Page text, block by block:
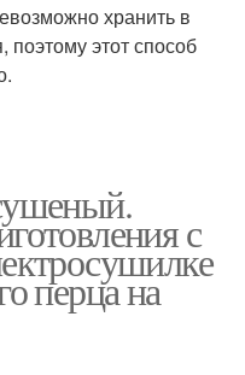
хранить в
этот способ
с
перца на